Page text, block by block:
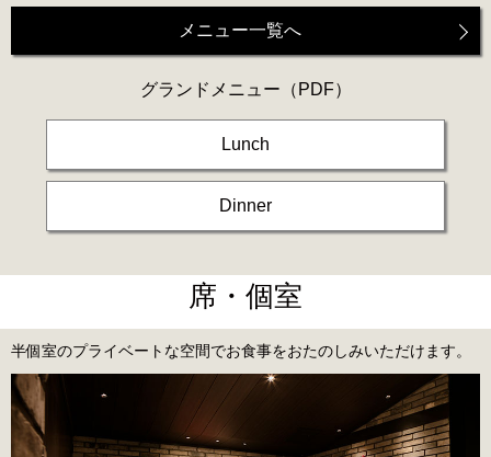
メニュー一覧へ
グランドメニュー （PDF）
Lunch
Dinner
席・個室
半個室のプライベートな空間でお食事をおたのしみいただけます。